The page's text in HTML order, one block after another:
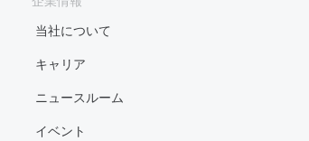
当社について
キャリア
ニュースルーム
イベント